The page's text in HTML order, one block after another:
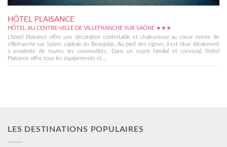
HÔTEL PLAISANCE
HÔTEL AU CENTRE-VILLE DE VILLEFRANCHE SUR SAÔNE ★★★
L'hôtel Plaisance offre une décoration confortable et chaleureuse au coeur même de
Villefranche sur Saône, capitale du Beaujolais. Au pied des vignes, il est situé idéalement
à proximité de toutes les commodités. Dans un esprit familial et convivial, l'hôtel
Plaisance offre tous les équipements et...
LES DESTINATIONS POPULAIRES